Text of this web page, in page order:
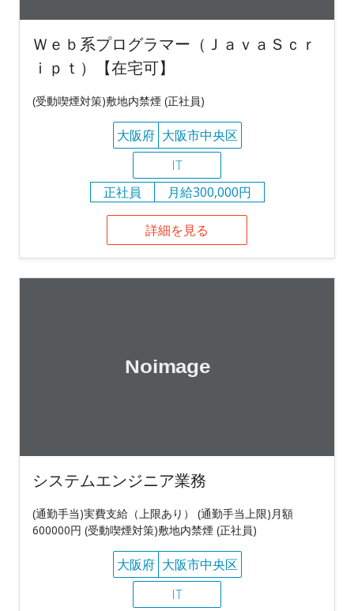
Ｗｅｂ系プログラマー（ＪａｖａＳｃｒ
ｉｐｔ）【在宅可】
(受動喫煙対策)敷地内禁煙 (正社員)
大阪府 大阪市中央区
IT
正社員
月給300,000円
詳細を見る
システムエンジニア業務
(通勤手当)実費支給（上限あり） (通勤手当上限)月額
600000円 (受動喫煙対策)敷地内禁煙 (正社員)
大阪府 大阪市中央区
IT